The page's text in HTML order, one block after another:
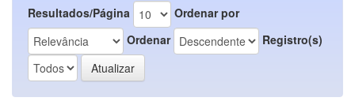
Resultados/Página
Ordenar por
Ordenar
Registro(s)